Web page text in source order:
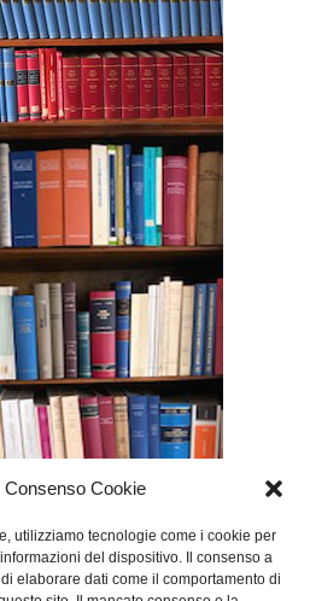
Cookie
utilizziamo tecnologie come i cookie per
del dispositivo. Il consenso a
elaborare dati come il comportamento di